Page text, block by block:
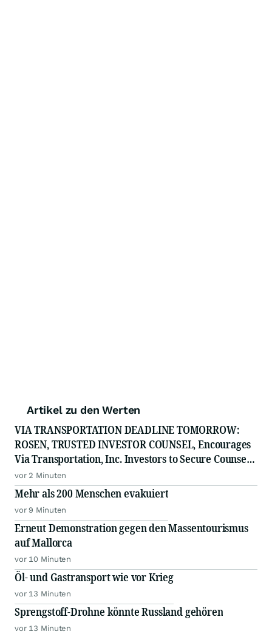
Artikel zu den Werten
VIA TRANSPORTATION DEADLINE TOMORROW:
ROSEN, TRUSTED INVESTOR COUNSEL, Encourages
Via Transportation, Inc. Investors to Secure Counsel
Before Important Deadline in Securities Class Action
- VIA
vor 2 Minuten
Mehr als 200 Menschen evakuiert
vor 9 Minuten
Erneut Demonstration gegen den Massentourismus
auf Mallorca
vor 10 Minuten
Öl- und Gastransport wie vor Krieg
vor 13 Minuten
Sprengstoff-Drohne könnte Russland gehören
vor 13 Minuten